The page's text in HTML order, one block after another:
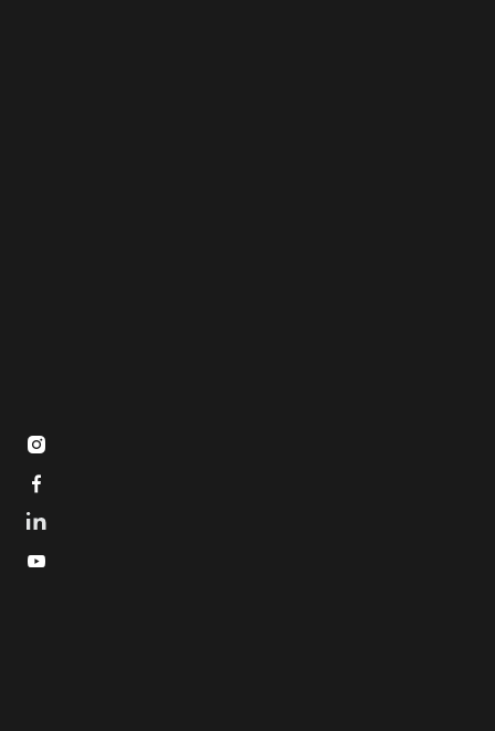


